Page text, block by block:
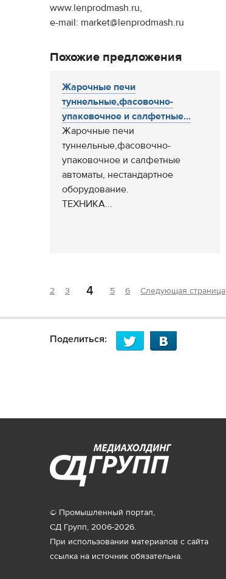
www.lenprodmash.ru,
e-mail: market@lenprodmash.ru
Похожие предложения
Жарочные печи
туннельные,фасовочно-
упаковочное и салфетные...
Жарочные печи
туннельные,фасовочно-
упаковочное и салфетные
автоматы, нестандартное
оборудование.
ТЕХНИКА...
2 3 4 5 6 Следующая страница
Поделиться:
© Промышленный портал,
СД Групп, 2006-2026.
При использовании материалов с сайта
ссылка на источник обязательна.